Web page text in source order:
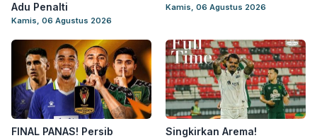
Adu Penalti
Kamis, 06 Agustus 2026
Kamis, 06 Agustus 2026
FINAL PANAS! Persib
Singkirkan Arema!